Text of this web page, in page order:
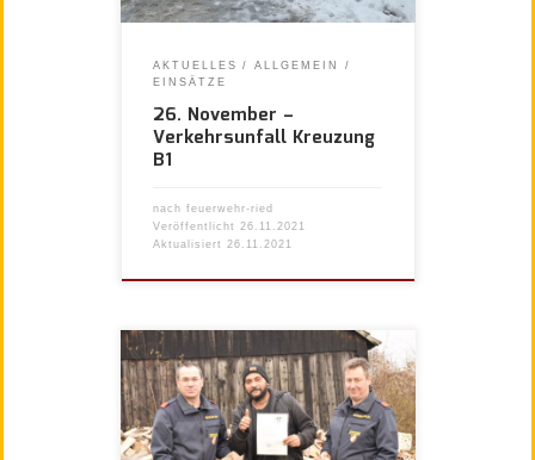
AKTUELLES
ALLGEMEIN
EINSÄTZE
26. November –
Verkehrsunfall Kreuzung
B1
nach feuerwehr-ried
Veröffentlicht 26.11.2021
Aktualisiert 26.11.2021